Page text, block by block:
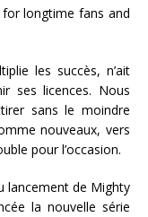
longtime fans and
les succès, n’ait
ses licences. Nous
sans le moindre
nouveaux, vers
pour l’occasion.
lancement de Mighty
la nouvelle série